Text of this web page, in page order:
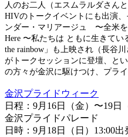
人のお二人（エスムラルダさん
HIVのトークイベントにも出演
ンダー・マリアージュ 〜全米
Here 〜私たちは ともに生きて
the rainbow」も上映され（長谷
がトークセッションに登壇、と
の方々が金沢に駆けつけ、プラ
金沢プライドウィーク
日程：9月16日（金）〜19日
金沢プライドパレード
日時：9月18日（日）13:00出